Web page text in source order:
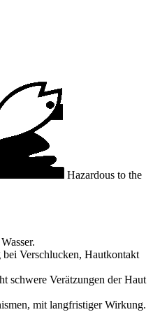
Hazardous to the
Verschlucken, Hautkontakt
schwere Verätzungen der Haut
mit langfristiger Wirkung.